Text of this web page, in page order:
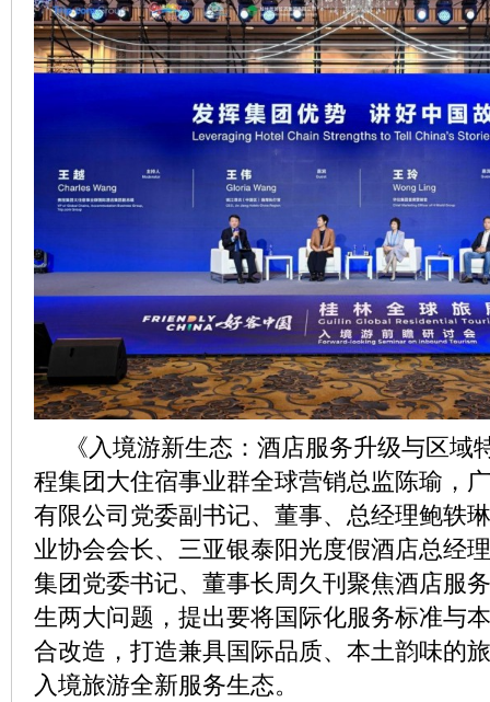
《入境游新生态：酒店服务升级与区域
程集团大住宿事业群全球营销总监陈瑜，
有限公司党委副书记、董事、总经理鲍轶
业协会会长、三亚银泰阳光度假酒店总经
集团党委书记、董事长周久刊聚焦酒店服
生两大问题，提出要将国际化服务标准与
合改造，打造兼具国际品质、本土韵味的
入境旅游全新服务生态。